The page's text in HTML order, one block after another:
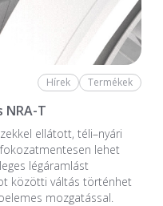
Hírek Termékek
NRA-T
ellátott, téli–nyári
lehet
légáramlást
közötti váltás történhet
mozgatással.